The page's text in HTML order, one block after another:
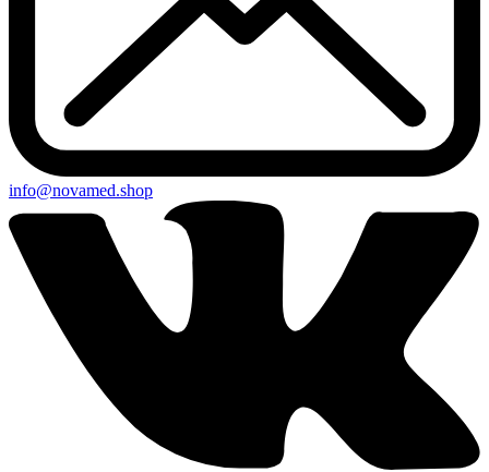
info@novamed.shop